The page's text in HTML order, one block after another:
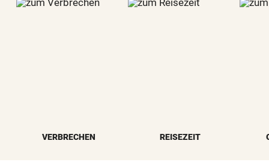
VERBRECHEN REISEZEIT